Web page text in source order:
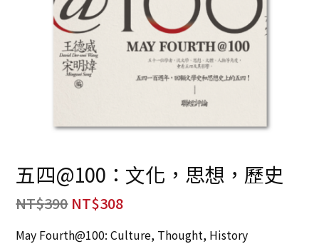
五四@100：文化，思想，歷史
NT$390 NT$308
May Fourth@100: Culture, Thought, History